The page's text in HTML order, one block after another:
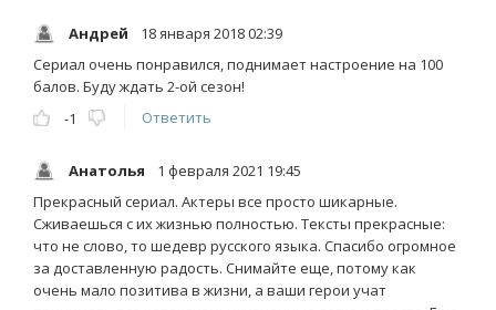
Андрей
18 января 2018 02:39
Сериал очень понравился, поднимает настроение на 100
балов. Буду ждать 2-ой сезон!
-1
Ответить
Анатолья
1 февраля 2021 19:45
Прекрасный сериал. Актеры все просто шикарные.
Сживаешься с их жизнью полностью. Тексты прекрасные:
что не слово, то шедевр русского языка. Спасибо огромное
за доставленную радость. Снимайте еще, потому как
очень мало позитива в жизни, а ваши герои учат